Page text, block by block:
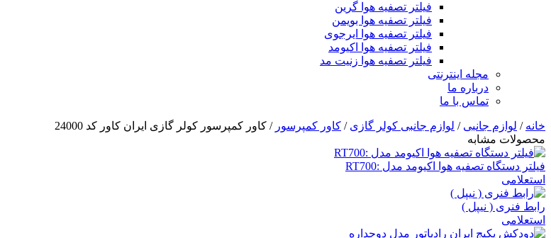
فیلتر تصفیه هوا گرین
فیلتر تصفیه هوا بویمن
فیلتر تصفیه هوا ایرجوی
فیلتر تصفیه هوا اکیومد
فیلتر تصفیه هوا زنیت مد
مجله اینترنتی
درباره ما
تماس با ما
خانه / لوازم جانبی / لوازم جانبی کولر گازی / کاور کمپرسور / کاور کمپرسور کولر گازی ایران کاور کد 24000
محصولات مشابه
فیلتر دستگاه تصفیه هوا اکیومد مدل :RT700
استعلامی
رابط فنری ( نیپل )
استعلامی